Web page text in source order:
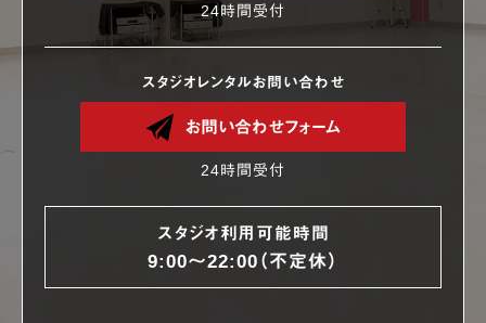
24時間受付
スタジオレンタルお問い合わせ
お問い合わせフォーム
24時間受付
スタジオ利用可能時間
9:00〜22:00（不定休）